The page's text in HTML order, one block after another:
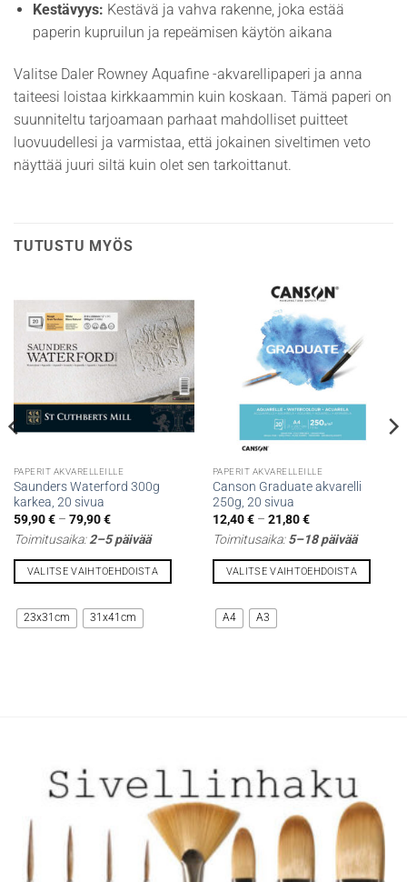
Kestävyys: Kestävä ja vahva rakenne, joka estää
paperin kupruilun ja repeämisen käytön aikana
Valitse Daler Rowney Aquafine -akvarellipaperi ja anna
taiteesi loistaa kirkkaammin kuin koskaan. Tämä paperi on
suunniteltu tarjoamaan parhaat mahdolliset puitteet
luovuudellesi ja varmistaa, että jokainen siveltimen veto
näyttää juuri siltä kuin olet sen tarkoittanut.
TUTUSTU MYÖS
PAPERIT AKVARELLEILLE
Saunders Waterford 300g
karkea, 20 sivua
59,90€ – 79,90€Hintaluokka:
-
Toimitusaika:2–5 päivää
VALITSE VAIHTOEHDOISTA
tuotteella
on
23x31cm 31x41cm
PAPERIT AKVARELLEILLE
Canson Graduate akvarelli
250g, 20 sivua
12,40€ – 21,80€Hintaluokka:
-
Toimitusaika:5–18 päivää
VALITSE VAIHTOEHDOISTA
tuotteella
on
A4 A3